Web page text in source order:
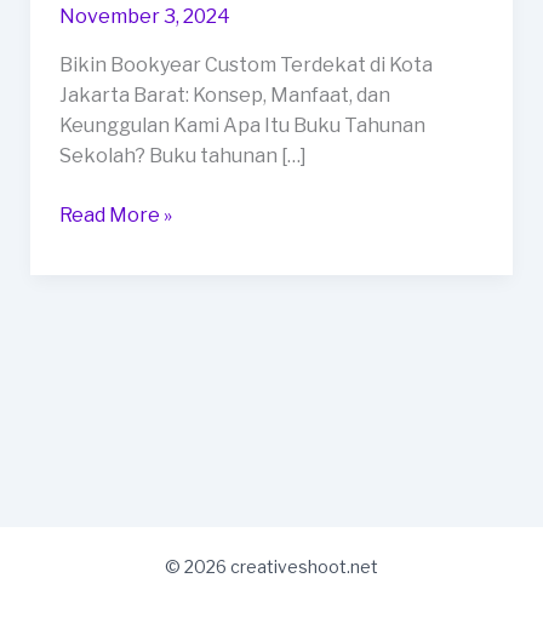
November 3, 2024
Bikin Bookyear Custom Terdekat di Kota
Jakarta Barat: Konsep, Manfaat, dan
Keunggulan Kami Apa Itu Buku Tahunan
Sekolah? Buku tahunan […]
Terdekat
Kota
Jakarta
Barat
Read More »
© 2026 creativeshoot.net